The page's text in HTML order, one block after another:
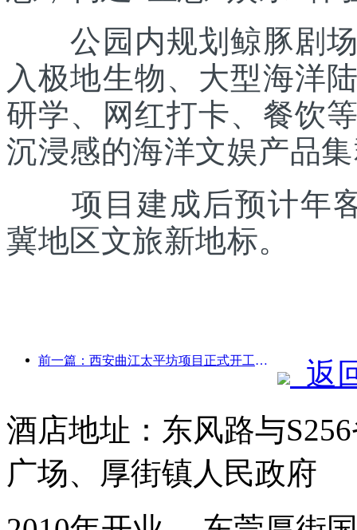
公园内规划鲸豚剧场
入极地生物、大型海洋
研学、网红打卡、餐饮
沉浸感的海洋文娱产品
项目建成后预计年客
冀地区文旅新地标。
前一篇：西安曲江太平坊项目正式开工，总建面13.7万方
返
酒店地址：东风路与
广场、厚街镇人民政府